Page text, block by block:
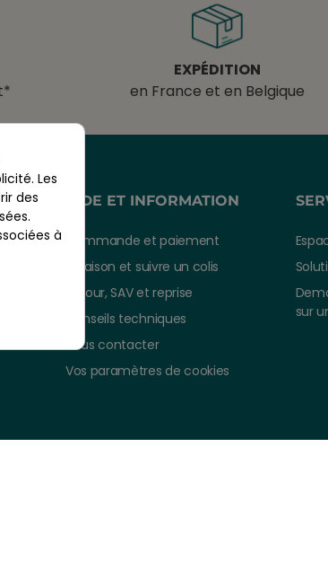
EXPÉDITION
en France et en Belgique
AIDE ET INFORMATION
Commande et paiement
Livraison et suivre un colis
Retour, SAV et reprise
Conseils techniques
Nous contacter
Vos paramètres de cookies
sur
Les
des
à